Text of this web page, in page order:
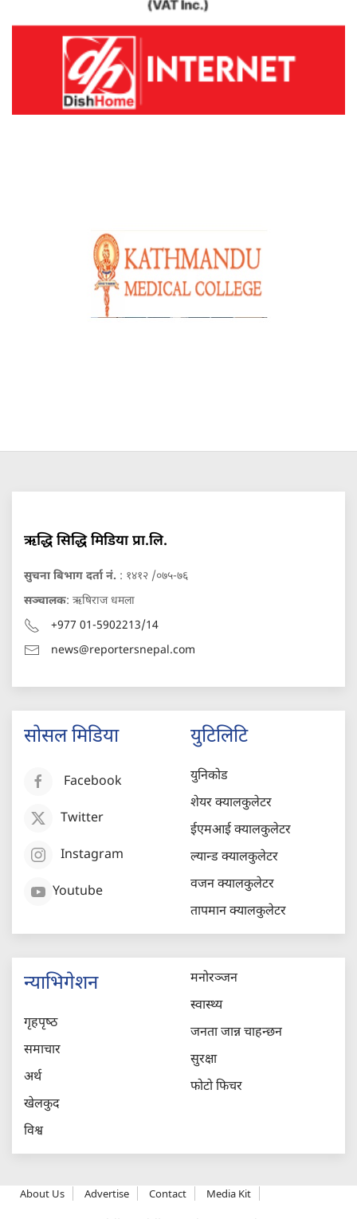
ऋद्धि सिद्धि मिडिया प्रा.लि.
सुचना बिभाग दर्ता नं. : १४१२ /०७५-७६
सञ्चालक: ऋषिराज धमला
+977 01-5902213/14
news@reportersnepal.com
सोसल मिडिया
Facebook
Twitter
Instagram
Youtube
युटिलिटि
युनिकोड
शेयर क्यालकुलेटर
ईएमआई क्यालकुलेटर
ल्यान्ड क्यालकुलेटर
वजन क्यालकुलेटर
तापमान क्यालकुलेटर
न्याभिगेशन
गृहपृष्‍ठ
समाचार
अर्थ
खेलकुद
विश्व
मनोरञ्जन
स्वास्थ्य
जनता जान्न चाहन्छन
सुरक्षा
फोटो फिचर
About Us Advertise Contact Media Kit